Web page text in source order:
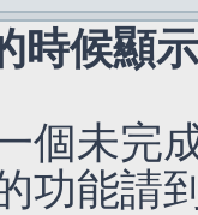
時候顯
個未完
功能請